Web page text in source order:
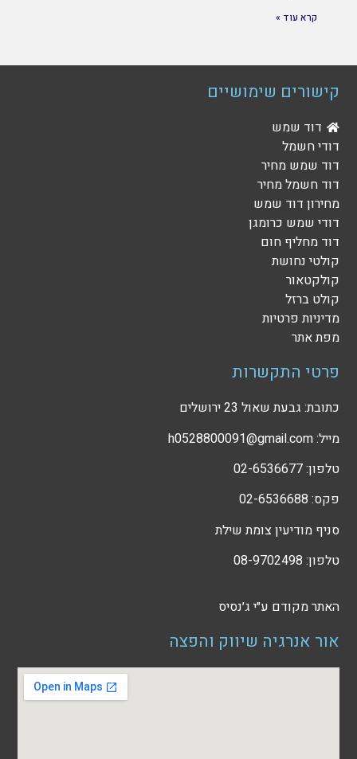
קרא עוד »
קישורים שימושיים
דוד שמש
דודי חשמל
דוד שמש מחיר
דוד חשמל מחיר
מחירון דוד שמש
דודי שמש כרומגן
דוד מחליף חום
קולטי נחושת
קולקטאור
קולט ברזל
מדיניות פרטיות
מפת אתר
פרטי התקשרות
כתובת: גבעת שאול 23 ירושלים
מייל: h0528800091@gmail.com
טלפון: 02-6536677
פקס: 02-6536688
סניף מודיעין צומת שילת
טלפון: 08-9702498
האתר מקודם ע״י ג׳נסיס
אור אנרגיה שיווק והפצה